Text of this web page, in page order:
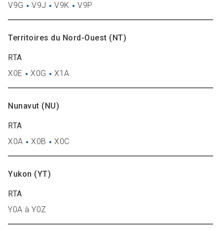
V9G
V9J V9K V9P
Territoires du Nord-Ouest (NT)
RTA
X0E
X0G X1A
Nunavut (NU)
RTA
X0A
X0B X0C
Yukon (YT)
RTA
Y0A à Y0Z